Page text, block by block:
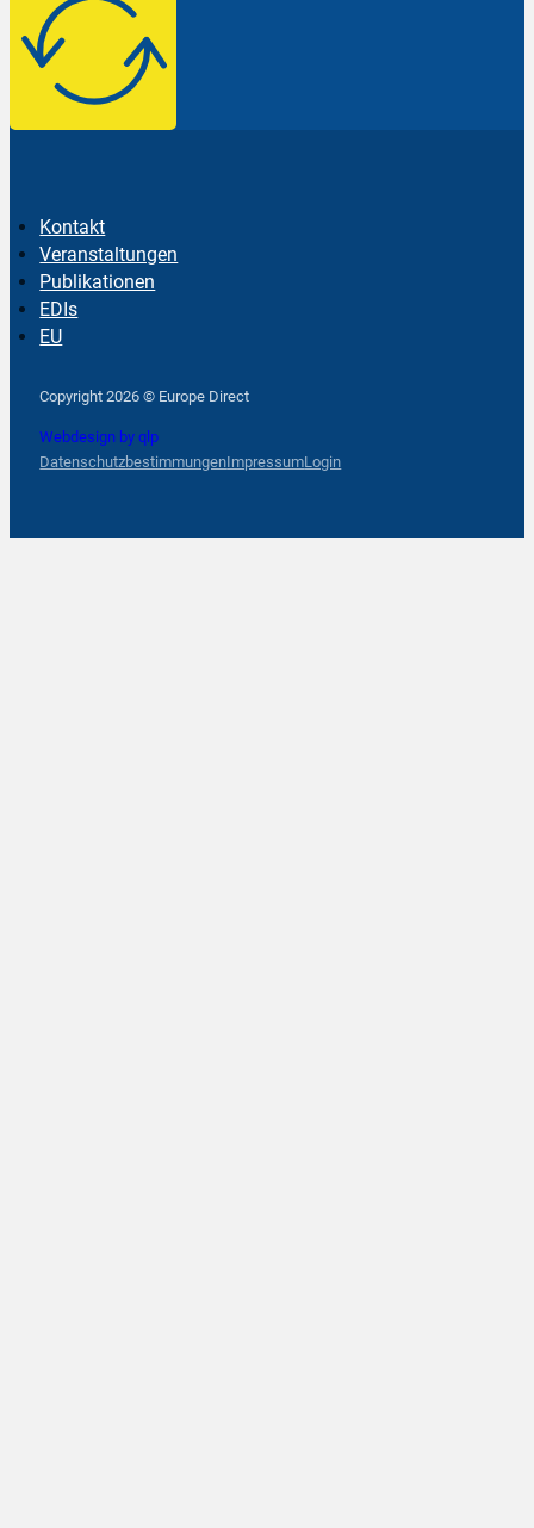
Kontakt
Veranstaltungen
Publikationen
EDIs
EU
Copyright 2026 © Europe Direct
Webdesign by qlp
DatenschutzbestimmungenImpressumLogin